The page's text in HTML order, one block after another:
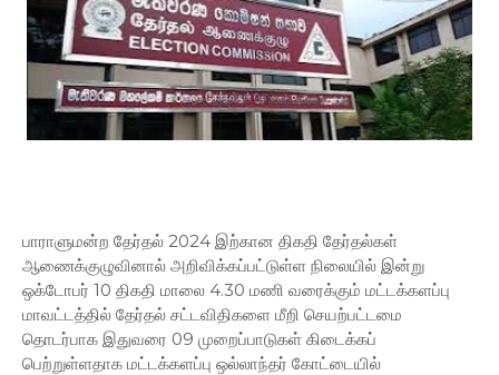
பாராளுமன்ற தேர்தல் 2024 இற்கான திகதி தேர்தல்கள்
ஆணைக்குழுவினால் அறிவிக்கப்பட்டுள்ள நிலையில் இன்று
ஒக்டோபர் 10 திகதி மாலை 4.30 மணி வரைக்கும் மட்டக்களப்பு
மாவட்டத்தில் தேர்தல் சட்டவிதிகளை மீறி செயற்பட்டமை
தொடர்பாக இதுவரை 09 முறைப்பாடுகள் கிடைக்கப்
பெற்றுள்ளதாக மட்டக்களப்பு ஒல்லாந்தர் கோட்டையில்